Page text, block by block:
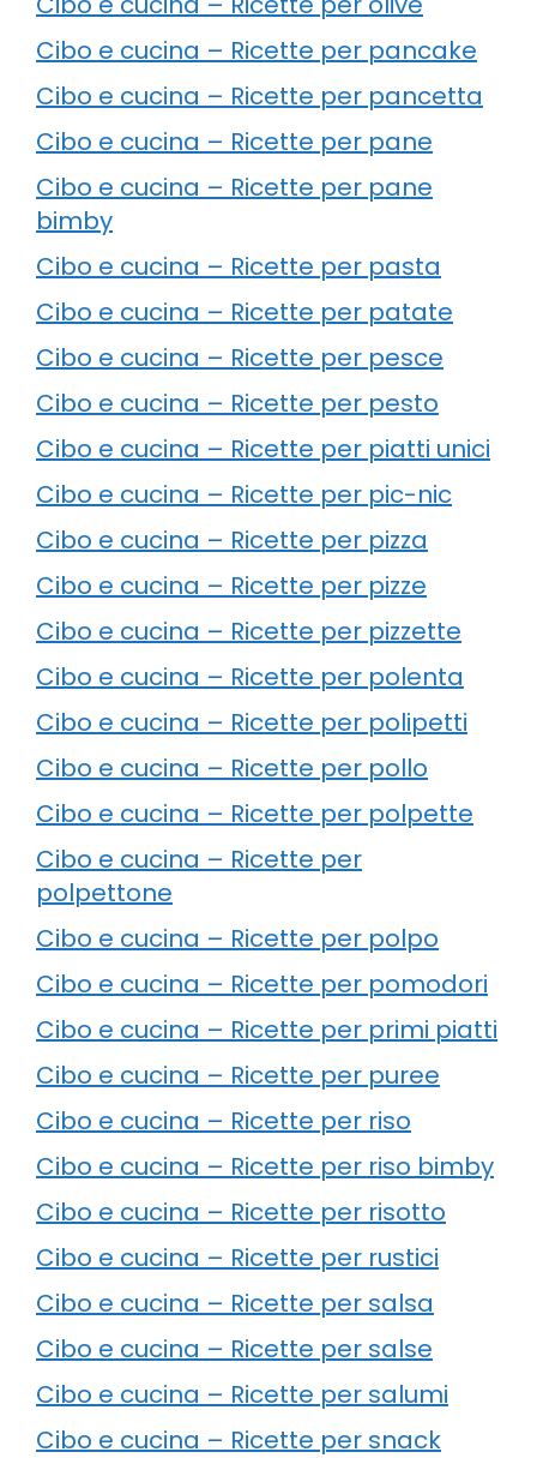
Cibo e cucina – Ricette per pancake
Cibo e cucina – Ricette per pancetta
Cibo e cucina – Ricette per pane
Cibo e cucina – Ricette per pane
bimby
Cibo e cucina – Ricette per pasta
Cibo e cucina – Ricette per patate
Cibo e cucina – Ricette per pesce
Cibo e cucina – Ricette per pesto
Cibo e cucina – Ricette per piatti unici
Cibo e cucina – Ricette per pic-nic
Cibo e cucina – Ricette per pizza
Cibo e cucina – Ricette per pizze
Cibo e cucina – Ricette per pizzette
Cibo e cucina – Ricette per polenta
Cibo e cucina – Ricette per polipetti
Cibo e cucina – Ricette per pollo
Cibo e cucina – Ricette per polpette
Cibo e cucina – Ricette per
polpettone
Cibo e cucina – Ricette per polpo
Cibo e cucina – Ricette per pomodori
Cibo e cucina – Ricette per primi piatti
Cibo e cucina – Ricette per puree
Cibo e cucina – Ricette per riso
Cibo e cucina – Ricette per riso bimby
Cibo e cucina – Ricette per risotto
Cibo e cucina – Ricette per rustici
Cibo e cucina – Ricette per salsa
Cibo e cucina – Ricette per salse
Cibo e cucina – Ricette per salumi
Cibo e cucina – Ricette per snack